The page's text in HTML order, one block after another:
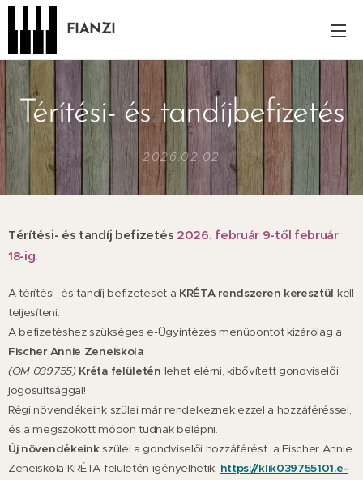
FIANZI
Térítési- és tandíjbefizetés
2026.02.02
Térítési- és tandíj befizetés 2026. február 9-től február
18-ig.
A térítési- és tandíj befizetését a KRÉTA rendszeren keresztül kell
teljesíteni.
A befizetéshez szükséges e-Ügyintézés menüpontot kizárólag a
Fischer Annie Zeneiskola
(OM 039755) Kréta felületén lehet elérni, kibővített gondviselői
jogosultsággal!
Régi növendékeink szülei már rendelkeznek ezzel a hozzáféréssel,
és a megszokott módon tudnak belépni.
Új növendékeinkszülei a gondviselői hozzáférést a Fischer Annie
Zeneiskola KRÉTA felületén igényelhetik: https://klik039755101.e-